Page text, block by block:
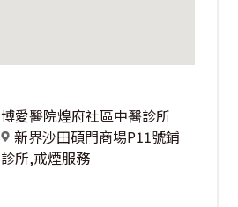
博愛醫院煌府社區中醫診所
新界沙田碩門商場P11號鋪
診所,戒煙服務